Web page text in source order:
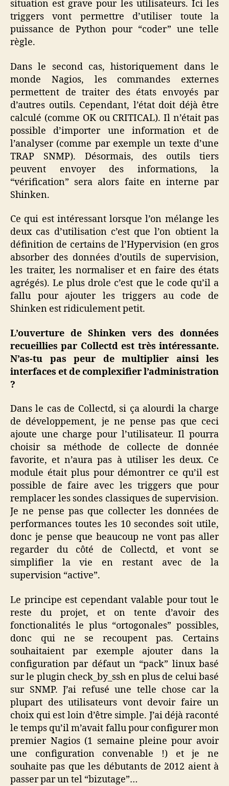
situation est grave pour les utilisateurs. Ici les
triggers vont permettre d’utiliser toute la
puissance de Python pour “coder” une telle
règle.
Dans le second cas, historiquement dans le
monde Nagios, les commandes externes
permettent de traiter des états envoyés par
d’autres outils. Cependant, l’état doit déjà être
calculé (comme OK ou CRITICAL). Il n’était pas
possible d’importer une information et de
l’analyser (comme par exemple un texte d’une
TRAP SNMP). Désormais, des outils tiers
peuvent envoyer des informations, la
“vérification” sera alors faite en interne par
Shinken.
Ce qui est intéressant lorsque l’on mélange les
deux cas d’utilisation c’est que l’on obtient la
définition de certains de l’Hypervision (en gros
absorber des données d’outils de supervision,
les traiter, les normaliser et en faire des états
agrégés). Le plus drole c’est que le code qu’il a
fallu pour ajouter les triggers au code de
Shinken est ridiculement petit.
L’ouverture de Shinken vers des données
recueillies par Collectd est très intéressante.
N’as-tu pas peur de multiplier ainsi les
interfaces et de complexifier l’administration
?
Dans le cas de Collectd, si ça alourdi la charge
de développement, je ne pense pas que ceci
ajoute une charge pour l’utilisateur. Il pourra
choisir sa méthode de collecte de donnée
favorite, et n’aura pas à utiliser les deux. Ce
module était plus pour démontrer ce qu’il est
possible de faire avec les triggers que pour
remplacer les sondes classiques de supervision.
Je ne pense pas que collecter les données de
performances toutes les 10 secondes soit utile,
donc je pense que beaucoup ne vont pas aller
regarder du côté de Collectd, et vont se
simplifier la vie en restant avec de la
supervision “active”.
Le principe est cependant valable pour tout le
reste du projet, et on tente d’avoir des
fonctionalités le plus “ortogonales” possibles,
donc qui ne se recoupent pas. Certains
souhaitaient par exemple ajouter dans la
configuration par défaut un “pack” linux basé
sur le plugin check_by_ssh en plus de celui basé
sur SNMP. J’ai refusé une telle chose car la
plupart des utilisateurs vont devoir faire un
choix qui est loin d’être simple. J’ai déjà raconté
le temps qu’il m’avait fallu pour configurer mon
premier Nagios (1 semaine pleine pour avoir
une configuration convenable !) et je ne
souhaite pas que les débutants de 2012 aient à
passer par un tel “bizutage”…